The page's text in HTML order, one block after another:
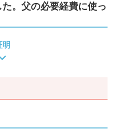
。父の必要経費に使っ
明